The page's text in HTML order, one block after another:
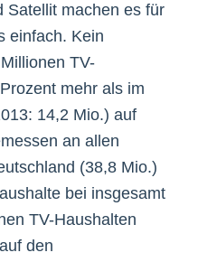
Satellit machen es für
einfach. Kein
TV-
mehr als im
14,2 Mio.) auf
an allen
(38,8 Mio.)
bei insgesamt
TV-Haushalten
den